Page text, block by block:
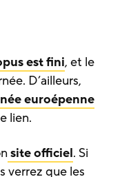
est fini, et le
D’ailleurs,
euroépenne
lien.
site officiel. Si
verrez que les